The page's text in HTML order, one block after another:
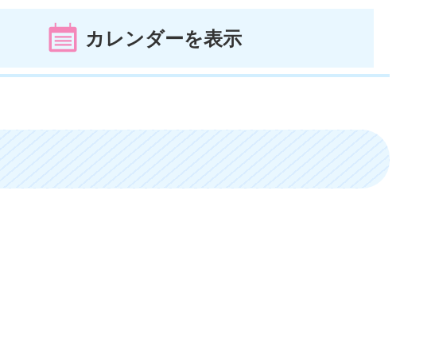
カレンダーを表示